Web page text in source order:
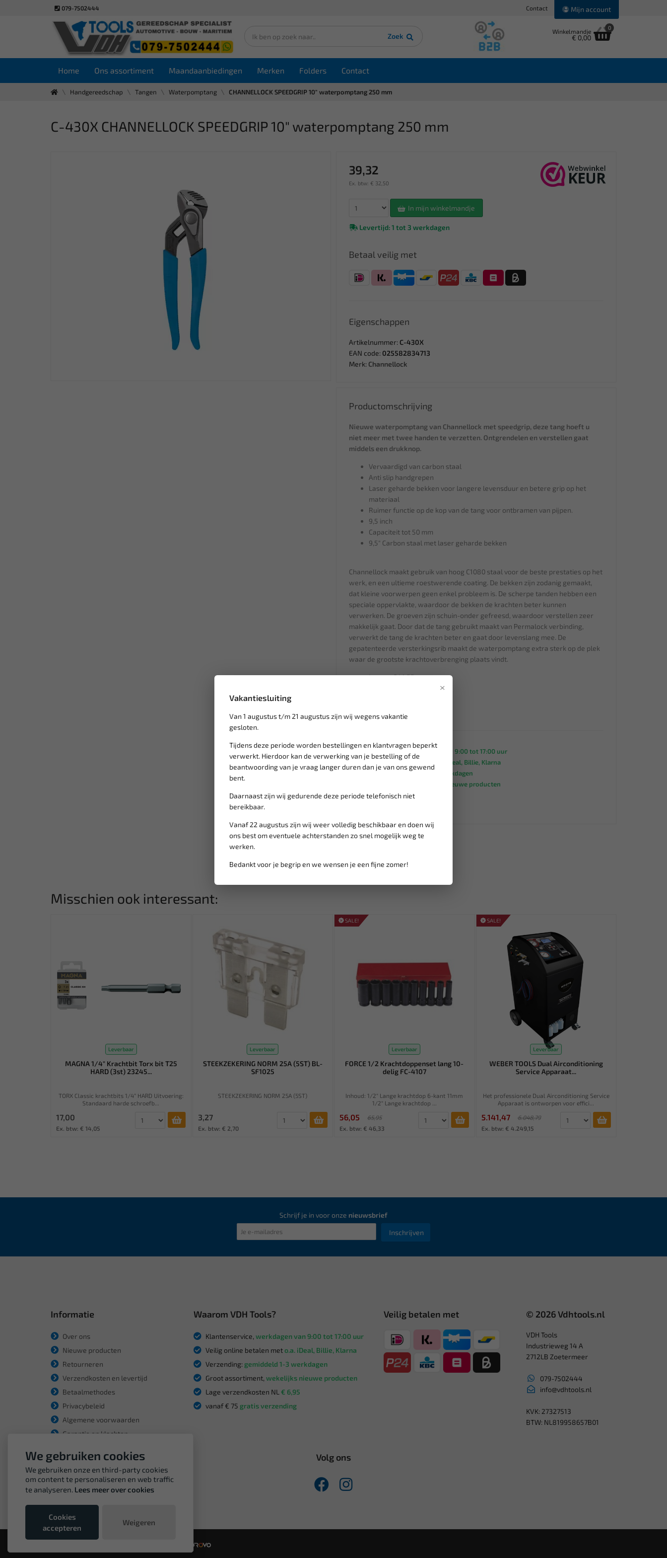
079-7502444 Contact Mijn account
Zoek
Winkelmandje
€ 0,00
0
Home Ons assortiment Maandaanbiedingen Merken Folders Contact
Handgereedschap Tangen Waterpomptang CHANNELLOCK SPEEDGRIP 10" waterpomptang 250 mm
×
Vakantiesluiting
Van 1 augustus t/m 21 augustus zijn wij wegens vakantie
gesloten.
Tijdens deze periode worden bestellingen en klantvragen beperkt
verwerkt. Hierdoor kan de verwerking van je bestelling of de
beantwoording van je vraag langer duren dan je van ons gewend
bent.
Daarnaast zijn wij gedurende deze periode telefonisch niet
bereikbaar.
Vanaf 22 augustus zijn wij weer volledig beschikbaar en doen wij
ons best om eventuele achterstanden zo snel mogelijk weg te
werken.
Bedankt voor je begrip en we wensen je een fijne zomer!
C-430X CHANNELLOCK SPEEDGRIP 10" waterpomptang 250 mm
39,32
Ex. btw: € 32,50
In mijn winkelmandje
Levertijd: 1 tot 3 werkdagen
Betaal veilig met
Eigenschappen
Artikelnummer: C-430X
EAN code: 025582834713
Merk: Channellock
Productomschrijving
Nieuwe waterpomptang van Channellock met speedgrip, deze tang hoeft u
niet meer met twee handen te verzetten. Ontgrendelen en verstellen gaat
middels een drukknop.
Vervaardigd van carbon staal
Anti slip handgrepen
Laser geharde bekken voor langere levensduur en betere grip op het
materiaal
Ruimer functie op de kop van de tang voor ontbramen van pijpen.
9,5 inch
Capaciteit tot 50 mm
9,5" Carbon staal met laser geharde bekken
Channellock maakt gebruik van hoog C1080 staal voor de beste prestaties op het
werk, en een ultieme roestwerende coating. De bekken zijn zodanig gemaakt,
dat kleine voorwerpen geen enkel probleem is. De scherpe tanden hebben een
speciale oppervlakte, waardoor de bekken de krachten beter kunnen
verwerken. De groeven zijn schuin-onder gefreesd, waardoor verstellen zeer
makkelijk gaat. Door dat de tang gebruikt maakt van Permalock verbinding,
verwerkt de tang de krachten beter en gaat door levenslang mee. De
gepatenteerde versterkingsrib maakt de waterpomptang extra sterk op de plek
waar de grootste krachtoverbrenging plaats vindt.
Lengte: 241,55 mm
Klantenservice,
werkdagen van 9:00 tot 17:00 uur
Veilig online betalen met
o.a. iDeal, Billie, Klarna
Verzending:
gemiddeld 1-3 werkdagen
wekelijks nieuwe producten
Lage verzendkosten NL
Misschien ook interessant:
Leverbaar
MAGNA 1/4" Krachtbit Torx bit T25
HARD (3st) 23245...
TORX Classic krachtbits 1/4” HARD Uitvoering:
Standaard harde schroefb...
17,00
Ex. btw: € 14,05
Leverbaar
STEEKZEKERING NORM 25A (5ST) BL-
SF1025
STEEKZEKERING NORM 25A (5ST)
3,27
Ex. btw: € 2,70
SALE!
Leverbaar
FORCE 1/2 Krachtdoppenset lang 10-
delig FC-4107
Inhoud: 1/2" Lange krachtdop 6-kant 11mm
1/2" Lange krachtdop ...
56,05
65,95
Ex. btw: € 46,33
SALE!
Leverbaar
WEBER TOOLS Dual Airconditioning
Service Apparaat...
Het professionele Dual Airconditioning Service
Apparaat is ontworpen voor effici...
5.141,47
6.048,79
Ex. btw: € 4.249,15
Schrijf je in voor onze nieuwsbrief
Inschrijven
Informatie
Over ons
Nieuwe producten
Retourneren
Verzendkosten en levertijd
Betaalmethodes
Privacybeleid
Algemene voorwaarden
Garantie en klachten
Waarom VDH Tools?
Klantenservice, werkdagen van 9:00 tot 17:00 uur
Veilig online betalen meto.a. iDeal, Billie, Klarna
Verzending: gemiddeld 1-3 werkdagen
Groot assortiment, wekelijks nieuwe producten
Lage verzendkosten NL € 6,95
vanaf € 75 gratis verzending
Veilig betalen met © 2026 Vdhtools.nl
VDH Tools
Industrieweg 14 A
2712LB Zoetermeer
079-7502444
info@vdhtools.nl
KVK: 27327513
BTW: NL819958657B01
Volg ons
We gebruiken cookies
We gebruiken onze en third-party cookies
om content te personaliseren en web traffic
te analyseren. Lees meer over cookies
Cookies
accepteren
Weigeren